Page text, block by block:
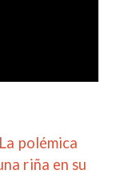
polémica
riña en su